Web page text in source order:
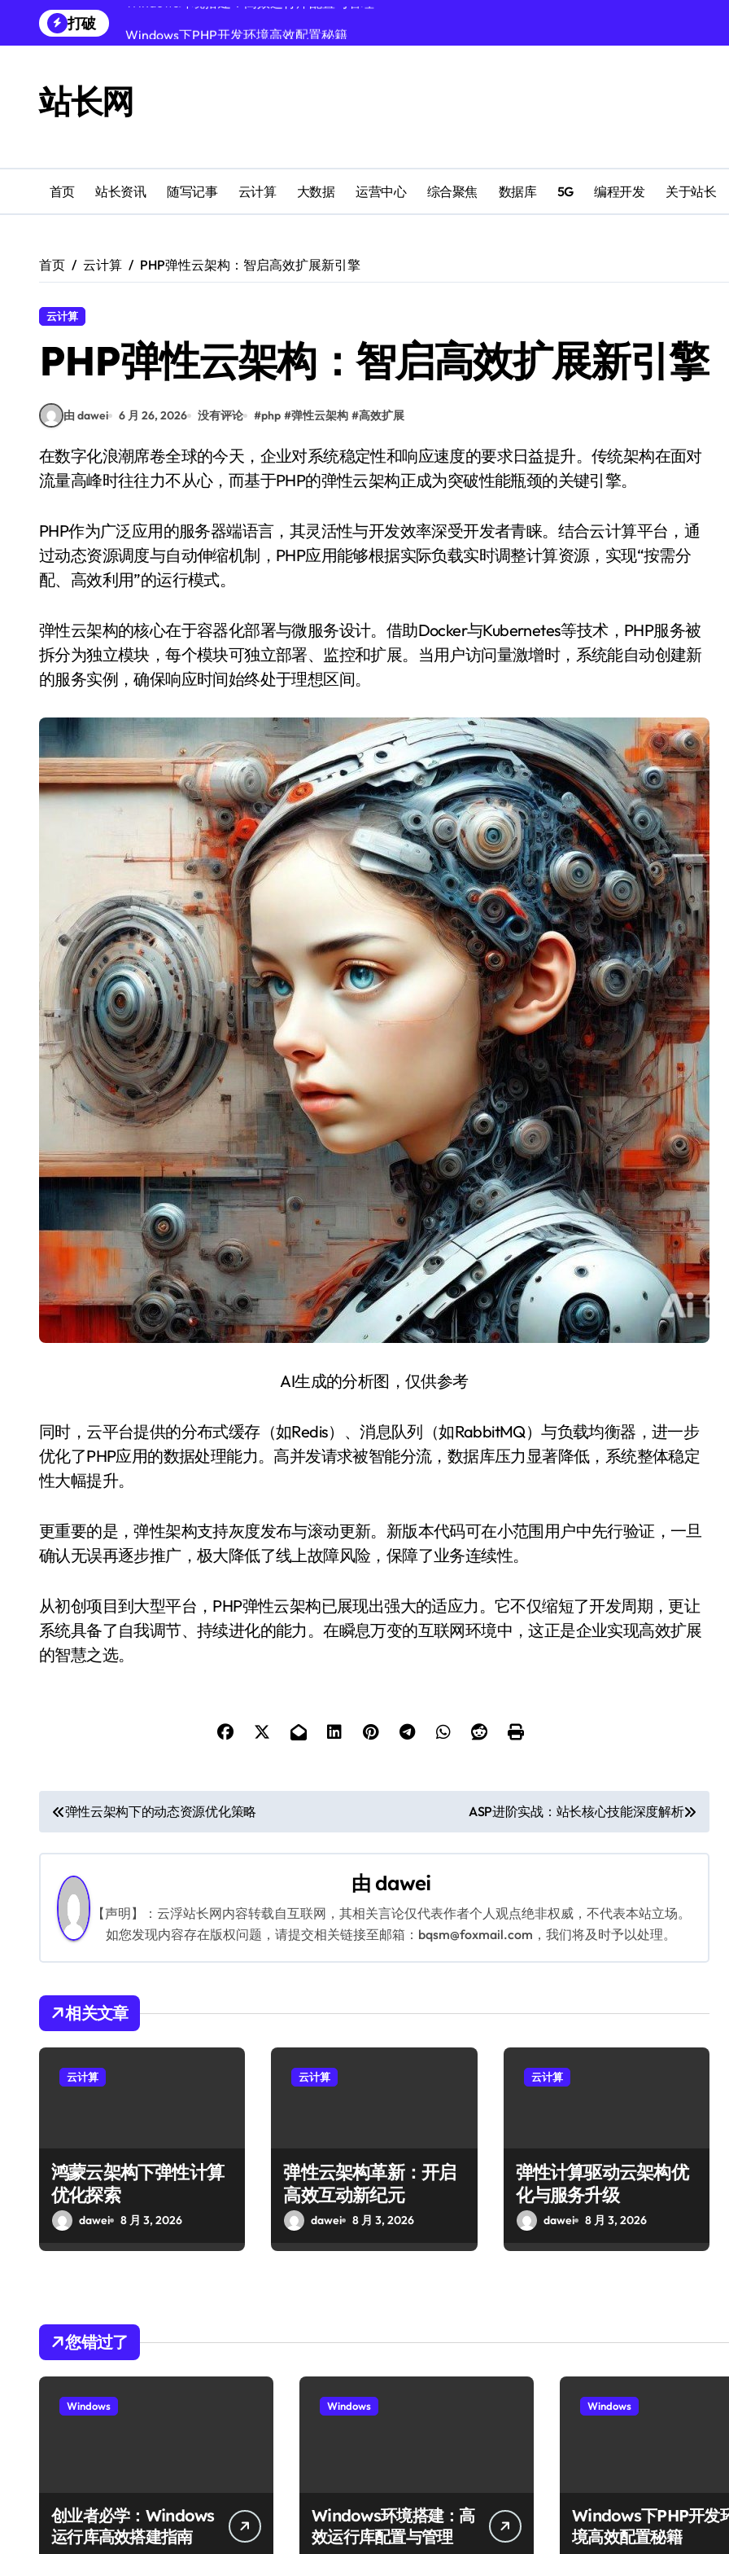
到
打破
Windows多媒体开发环境搭建与运行库管理
外闻洞察促融合，科技赋能站长运营
机器学习赋能站长：技术跨界新视界
机器学习驱动站长跨界融合新生态
创业者必学：Windows运行库高效搭建指南
站长网
首页 站长资讯 随写记事 云计算 大数据 运营中心 综合聚焦 数据库 5G 编程开发 关于站长
首页 云计算 PHP弹性云架构：智启高效扩展新引擎
云计算
PHP弹性云架构：智启高效扩展新引擎
由 dawei 6 月 26, 2026 没有评论 #php #弹性云架构 #高效扩展
在数字化浪潮席卷全球的今天，企业对系统稳定性和响应速度的要求日益提升。传统架构在面对
流量高峰时往往力不从心，而基于PHP的弹性云架构正成为突破性能瓶颈的关键引擎。
PHP作为广泛应用的服务器端语言，其灵活性与开发效率深受开发者青睐。结合云计算平台，通
过动态资源调度与自动伸缩机制，PHP应用能够根据实际负载实时调整计算资源，实现“按需分
配、高效利用”的运行模式。
弹性云架构的核心在于容器化部署与微服务设计。借助Docker与Kubernetes等技术，PHP服务被
拆分为独立模块，每个模块可独立部署、监控和扩展。当用户访问量激增时，系统能自动创建新
的服务实例，确保响应时间始终处于理想区间。
AI生成的分析图，仅供参考
同时，云平台提供的分布式缓存（如Redis）、消息队列（如RabbitMQ）与负载均衡器，进一步
优化了PHP应用的数据处理能力。高并发请求被智能分流，数据库压力显著降低，系统整体稳定
性大幅提升。
更重要的是，弹性架构支持灰度发布与滚动更新。新版本代码可在小范围用户中先行验证，一旦
确认无误再逐步推广，极大降低了线上故障风险，保障了业务连续性。
从初创项目到大型平台，PHP弹性云架构已展现出强大的适应力。它不仅缩短了开发周期，更让
系统具备了自我调节、持续进化的能力。在瞬息万变的互联网环境中，这正是企业实现高效扩展
的智慧之选。
文
章
导
航
弹性云架构下的动态资源优化策略 ASP进阶实战：站长核心技能深度解析
由 dawei
【声明】：云浮站长网内容转载自互联网，其相关言论仅代表作者个人观点绝非权威，不代表本站立场。
如您发现内容存在版权问题，请提交相关链接至邮箱：bqsm@foxmail.com，我们将及时予以处理。
相关文章
云计算
鸿蒙云架构下弹性计算
优化探索
dawei 8 月 3, 2026
云计算
弹性云架构革新：开启
高效互动新纪元
dawei 8 月 3, 2026
云计算
弹性计算驱动云架构优
化与服务升级
dawei 8 月 3, 2026
您错过了
Windows
创业者必学：Windows
运行库高效搭建指南
Windows
Windows环境搭建：高
效运行库配置与管理
Windows
Windows下PHP开发
境高效配置秘籍